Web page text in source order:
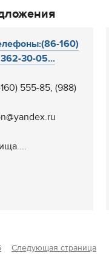
160)
30-05...
555-85, (988)
Следующая страница